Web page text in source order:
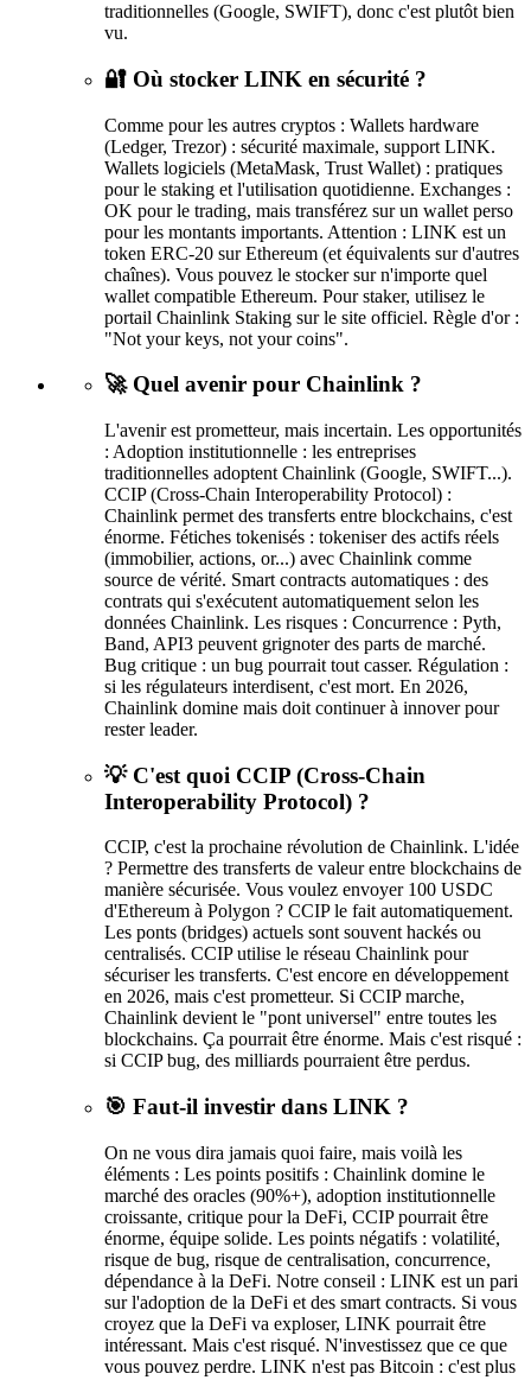
traditionnelles (Google, SWIFT), donc c'est plutôt bien
vu.
🔐 Où stocker LINK en sécurité ?
Comme pour les autres cryptos : Wallets hardware
(Ledger, Trezor) : sécurité maximale, support LINK.
Wallets logiciels (MetaMask, Trust Wallet) : pratiques
pour le staking et l'utilisation quotidienne. Exchanges :
OK pour le trading, mais transférez sur un wallet perso
pour les montants importants. Attention : LINK est un
token ERC-20 sur Ethereum (et équivalents sur d'autres
chaînes). Vous pouvez le stocker sur n'importe quel
wallet compatible Ethereum. Pour staker, utilisez le
portail Chainlink Staking sur le site officiel. Règle d'or :
"Not your keys, not your coins".
🚀 Quel avenir pour Chainlink ?
L'avenir est prometteur, mais incertain. Les opportunités
: Adoption institutionnelle : les entreprises
traditionnelles adoptent Chainlink (Google, SWIFT...).
CCIP (Cross-Chain Interoperability Protocol) :
Chainlink permet des transferts entre blockchains, c'est
énorme. Fétiches tokenisés : tokeniser des actifs réels
(immobilier, actions, or...) avec Chainlink comme
source de vérité. Smart contracts automatiques : des
contrats qui s'exécutent automatiquement selon les
données Chainlink. Les risques : Concurrence : Pyth,
Band, API3 peuvent grignoter des parts de marché.
Bug critique : un bug pourrait tout casser. Régulation :
si les régulateurs interdisent, c'est mort. En 2026,
Chainlink domine mais doit continuer à innover pour
rester leader.
💡 C'est quoi CCIP (Cross-Chain
Interoperability Protocol) ?
CCIP, c'est la prochaine révolution de Chainlink. L'idée
? Permettre des transferts de valeur entre blockchains de
manière sécurisée. Vous voulez envoyer 100 USDC
d'Ethereum à Polygon ? CCIP le fait automatiquement.
Les ponts (bridges) actuels sont souvent hackés ou
centralisés. CCIP utilise le réseau Chainlink pour
sécuriser les transferts. C'est encore en développement
en 2026, mais c'est prometteur. Si CCIP marche,
Chainlink devient le "pont universel" entre toutes les
blockchains. Ça pourrait être énorme. Mais c'est risqué :
si CCIP bug, des milliards pourraient être perdus.
🎯 Faut-il investir dans LINK ?
On ne vous dira jamais quoi faire, mais voilà les
éléments : Les points positifs : Chainlink domine le
marché des oracles (90%+), adoption institutionnelle
croissante, critique pour la DeFi, CCIP pourrait être
énorme, équipe solide. Les points négatifs : volatilité,
risque de bug, risque de centralisation, concurrence,
dépendance à la DeFi. Notre conseil : LINK est un pari
sur l'adoption de la DeFi et des smart contracts. Si vous
croyez que la DeFi va exploser, LINK pourrait être
intéressant. Mais c'est risqué. N'investissez que ce que
vous pouvez perdre. LINK n'est pas Bitcoin : c'est plus